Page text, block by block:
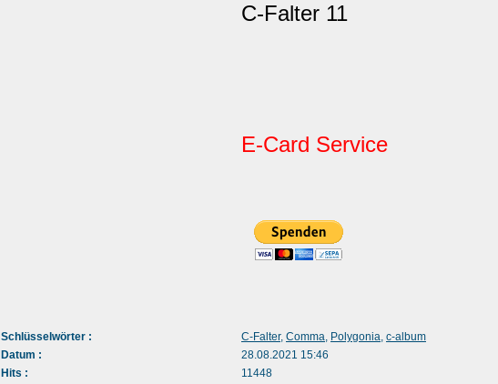
C-Falter 11
E-Card Service
Schlüsselwörter : C-Falter, Comma, Polygonia, c-album
Datum :
28.08.2021 15:46
Hits :
11448